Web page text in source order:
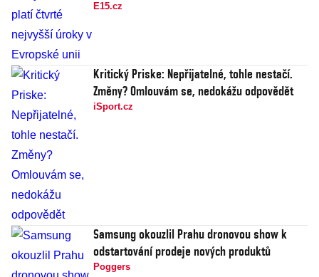
E15.cz
Kritický Priske: Nepřijatelné, tohle nestačí.
Změny? Omlouvám se, nedokážu odpovědět
iSport.cz
Samsung okouzlil Prahu dronovou show k
odstartování prodeje nových produktů
Poggers